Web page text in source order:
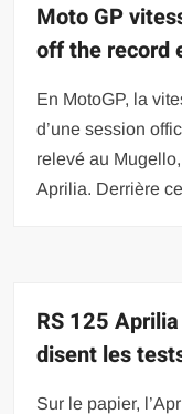
Moto GP
off the record
En MotoGP, la
d’une session
relevé au
Aprilia. Derrière
RS 125
disent les
Sur le papier,